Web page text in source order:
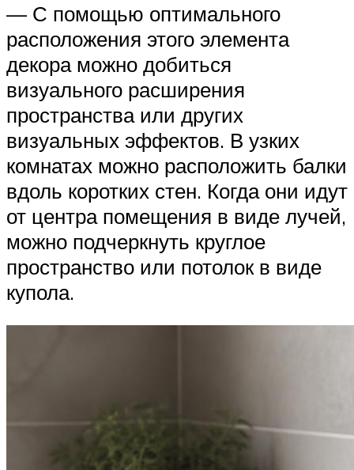
— С помощью оптимального
расположения этого элемента
декора можно добиться
визуального расширения
пространства или других
визуальных эффектов. В узких
комнатах можно расположить балки
вдоль коротких стен. Когда они идут
от центра помещения в виде лучей,
можно подчеркнуть круглое
пространство или потолок в виде
купола.